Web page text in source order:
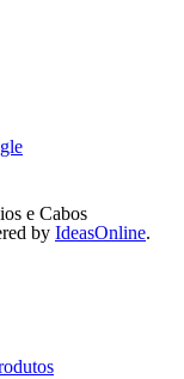
e Cabos
by IdeasOnline.